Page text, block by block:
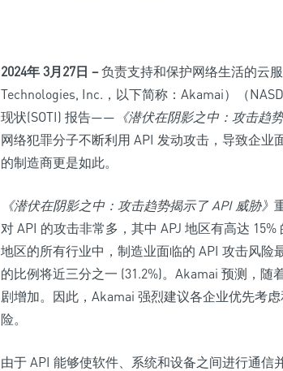
2024年 3月 27日 –负责支持和保护网络生活的云
Technologies, Inc.，以下简称：Akamai）（
现状(SOTI) 报告—— 《潜伏在阴影之中：攻击趋
网络犯罪分子不断利用 API 发动攻击，导致企业
的制造商更是如此。
《潜伏在阴影之中：攻击趋势揭示了API 威胁》
对 API 的攻击非常多，其中 APJ 地区有高达
地区的所有行业中，制造业面临的 API 攻击风险
的比例将近三分之一 (31.2%)。Akamai 预测，随
剧增加。因此，Akamai 强烈建议各企业优先考
险。
由于 API 能够使软件、系统和设备之间进行通